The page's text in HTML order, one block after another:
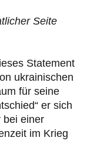
Seite
Statement
ukrainischen
für seine
er sich
bei einer
im Krieg